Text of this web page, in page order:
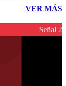
VER MÁS
Señal 2